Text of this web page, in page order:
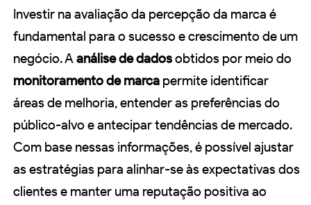
Investir na avaliação da percepção da marca é
fundamental para o sucesso e crescimento de um
negócio. Aanálise de dadosobtidos por meio do
monitoramento de marca permite identificar
áreas de melhoria, entender as preferências do
público-alvo e antecipar tendências de mercado.
Com base nessas informações, é possível ajustar
as estratégias para alinhar-se às expectativas dos
clientes e manter uma reputação positiva ao